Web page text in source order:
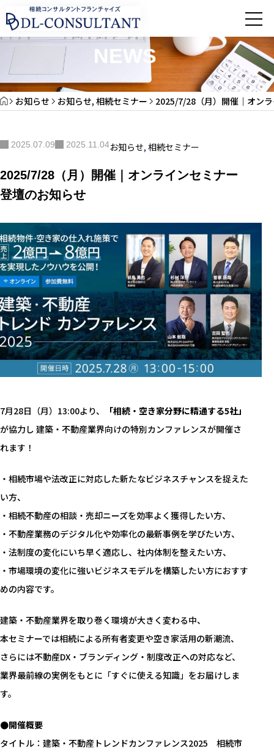
お知らせ
NEWS
お知らせ お知らせ, 相続セミナー 2025/7/28（月）開催｜オン
2025.07.09 2025.11.04お知らせ,相続セミナー
2025/7/28（月）開催｜オンラインセミナー
登壇のお知らせ
7月28日（月）13:00より、
「相続・空き家分野に精通する5社」
が協力し 建築・不動産業界向けの特別カンファレンスが開催さ
れます！
・相続市場や法改正に対応した新たなビジネスチャンスを捉えた
い方、
・相続不動産の相談・売却ニーズを効率よく獲得したい方、
・不動産業務のデジタル化や効率化の最新事例を学びたい方、
・法制度の変化にいち早く適応し、社内体制を整えたい方、
・市場環境の変化に強いビジネスモデルを構築したい方におすす
めの内容です。
建築・不動産業界を取り巻く環境が大きく変わる中、
本セミナーでは相続による所有者変更や空き家活用の新潮流、
さらには不動産DX・ブランディング・制度改正への対応など、
業界最前線の実例をもとに「すぐに使える知識」をお届けしま
す。
●開催概要
タイトル：建築・不動産トレンドカンファレンス2025 相続市